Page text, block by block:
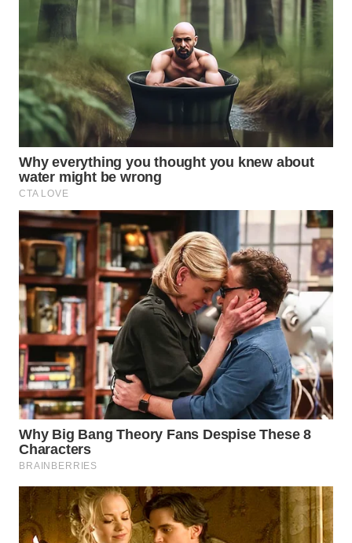
TAPANULI
TENGAH
WN DELI
SERDANG
WN
TEBING
TINGGI
WN
PAKPAK
WN
KARAWANG
WN
BEKASI
WN
BOGOR
WN
WN
TAPANULI